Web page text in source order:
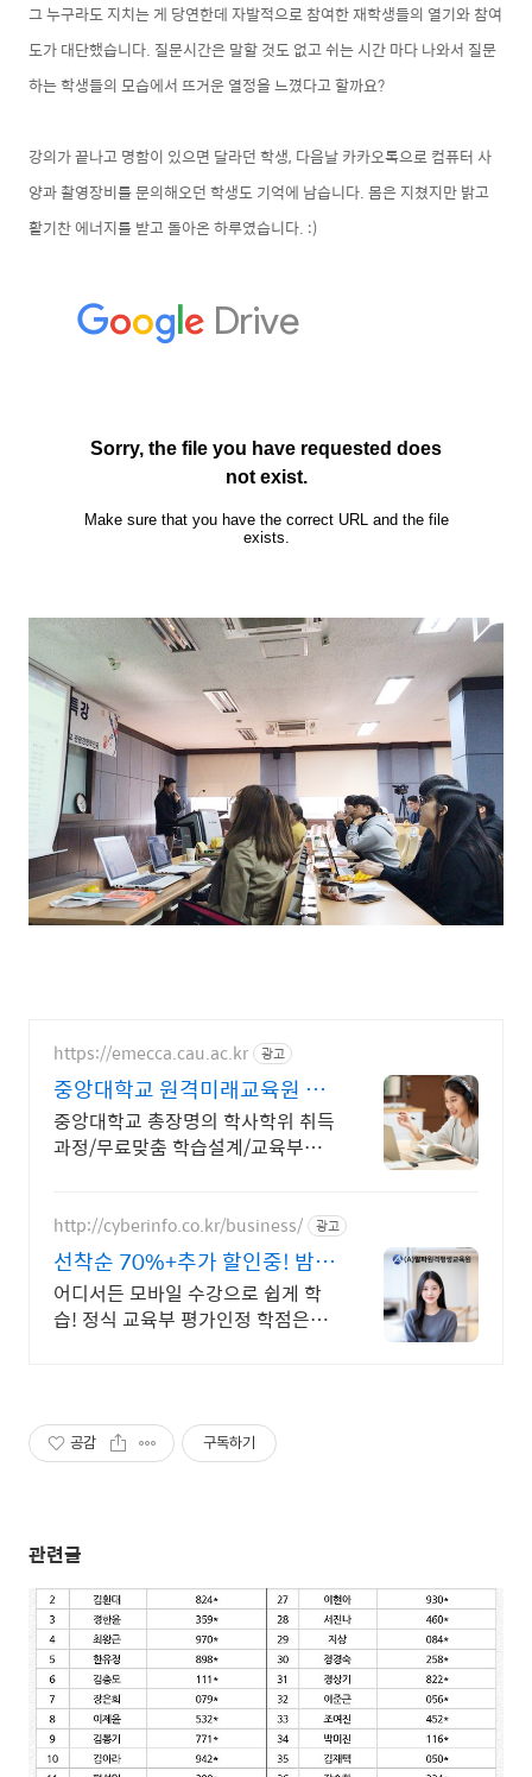
그 누구라도 지치는 게 당연한데 자발적으로 참여한 재학생들의 열기와 참여
도가 대단했습니다. 질문시간은 말할 것도 없고 쉬는 시간 마다 나와서 질문
하는 학생들의 모습에서 뜨거운 열정을느꼈다고 할까요?
강의가 끝나고 명함이 있으면 달라던 학생, 다음날 카카오톡으로 컴퓨터 사
양과 촬영장비를 문의해오던 학생도 기억에 남습니다. 몸은 지쳤지만 밝고
활기찬 에너지를 받고 돌아온 하루였습니다. :)
https://emecca.cau.ac.kr 광고
중앙대학교 원격미래교육원 교
육부평가인증 원격교육기관
중앙대학교 총장명의 학사학위 취득
과정/무료맞춤 학습설계/교육부평
http://cyberinfo.co.kr/business/ 광고
선착순 70%+추가 할인중! 밤 9
시까지 상담가능!
어디서든 모바일 수강으로 쉽게 학
습! 정식 교육부 평가인정 학점은행
공감 구독하기
관련글